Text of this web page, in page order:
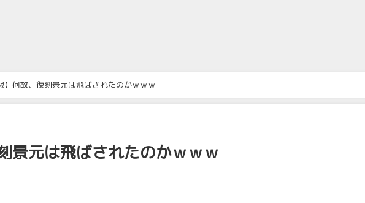
】何故、復刻景元は飛ばされたのかｗｗｗ
景元は飛ばされたのかｗｗｗ